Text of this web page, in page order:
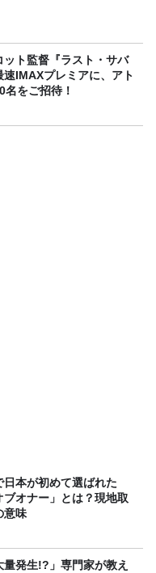
ット監督『ラスト・サバ
速IMAXプレミアに、アト
名をご招待！
日本が初めて選ばれた
ブオナー」とは？現地取
意味
量発生!?」専門家が教え